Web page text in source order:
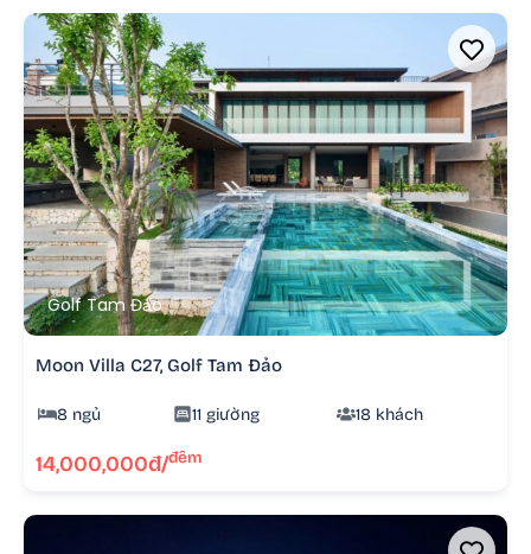
Golf Tam Đảo
Moon Villa C27, Golf Tam Đảo
8 ngủ 11 giường 18 khách
14,000,000đ/đêm